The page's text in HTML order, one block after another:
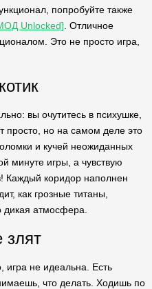
попробуйте также
Unlocked] . Отличное
Это не просто игра,
вы очутитесь в психушке,
просто, но на самом деле это
и кучей неожиданных
минуте игры, а чувствую
Каждый коридор наполнен
как грозные титаны,
атмосфера.
злят
игра не идеальна. Есть
что делать. Ходишь по